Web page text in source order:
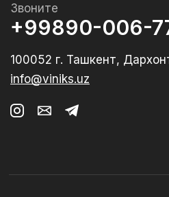
Звоните
+99890-006-
100052 г. Ташкент,
info@viniks.uz